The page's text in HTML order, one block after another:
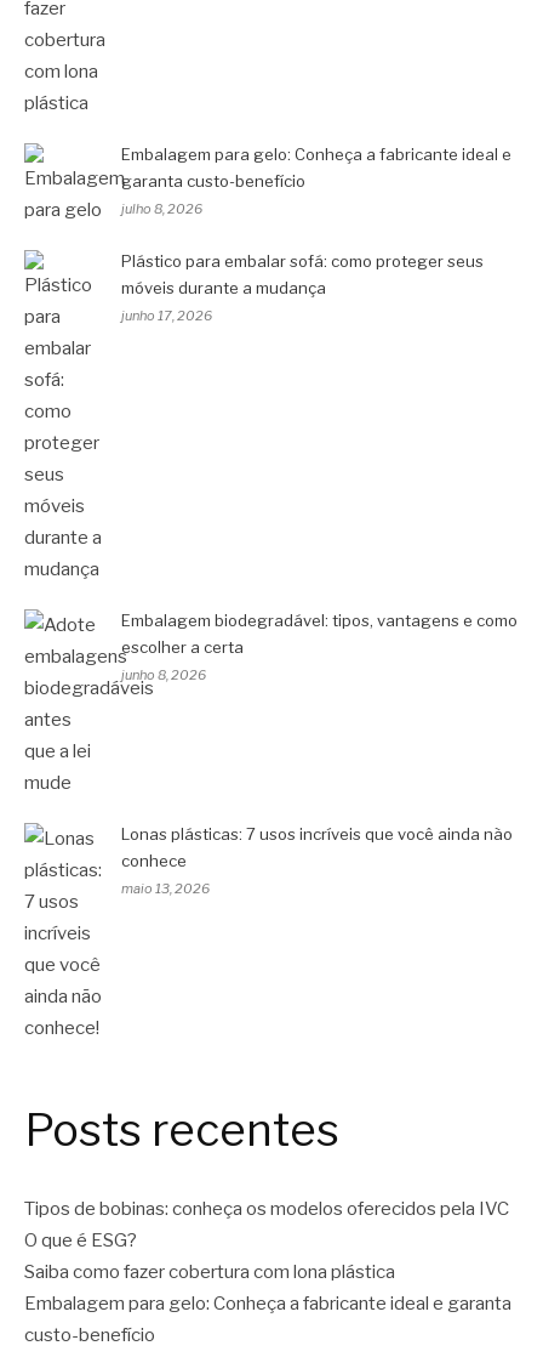
Embalagem para gelo: Conheça a fabricante ideal e
garanta custo-benefício
julho 8, 2026
Plástico para embalar sofá: como proteger seus
móveis durante a mudança
junho 17, 2026
Embalagem biodegradável: tipos, vantagens e como
escolher a certa
junho 8, 2026
Lonas plásticas: 7 usos incríveis que você ainda não
conhece
maio 13, 2026
Posts recentes
Tipos de bobinas: conheça os modelos oferecidos pela IVC
O que é ESG?
Saiba como fazer cobertura com lona plástica
Embalagem para gelo: Conheça a fabricante ideal e garanta
custo-benefício